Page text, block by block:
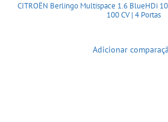
CITROËN Berlingo Multispace 1.6 BlueHDi
100 CV | 4 Portas
Adicionar